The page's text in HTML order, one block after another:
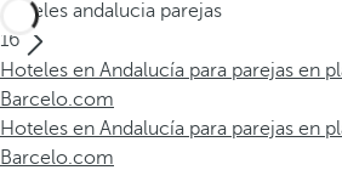
Hoteles andalucia parejas
16
Hoteles en Andalucía para parejas en
Barcelo.com
Hoteles en Andalucía para parejas en
Barcelo.com